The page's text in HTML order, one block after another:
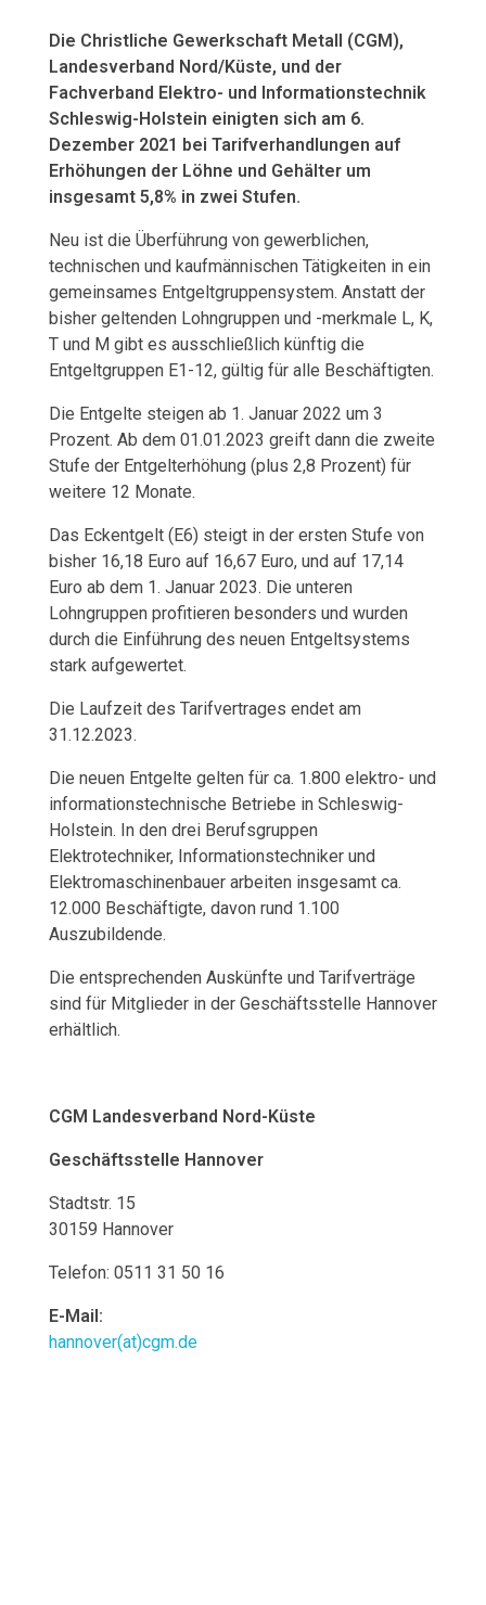
e
k
o
h
a
n
d
w
e
r
k
S
c
h
e
s
w
g
H
o
e
Die Christliche Gewerkschaft Metall (CGM),
Landesverband Nord/Küste, und der
Fachverband Elektro- und Informationstechnik
Schleswig-Holstein einigten sich am 6.
Dezember 2021 bei Tarifverhandlungen auf
Erhöhungen der Löhne und Gehälter um
insgesamt 5,8% in zwei Stufen.
Neu ist die Überführung von gewerblichen,
technischen und kaufmännischen Tätigkeiten in ein
gemeinsames Entgeltgruppensystem. Anstatt der
bisher geltenden Lohngruppen und -merkmale L, K,
T und M gibt es ausschließlich künftig die
Entgeltgruppen E1-12, gültig für alle Beschäftigten.
Die Entgelte steigen ab 1. Januar 2022 um 3
Prozent. Ab dem 01.01.2023 greift dann die zweite
Stufe der Entgelterhöhung (plus 2,8 Prozent) für
weitere 12 Monate.
Das Eckentgelt (E6) steigt in der ersten Stufe von
bisher 16,18 Euro auf 16,67 Euro, und auf 17,14
Euro ab dem 1. Januar 2023. Die unteren
Lohngruppen profitieren besonders und wurden
durch die Einführung des neuen Entgeltsystems
stark aufgewertet.
Die Laufzeit des Tarifvertrages endet am
31.12.2023.
Die neuen Entgelte gelten für ca. 1.800 elektro- und
informationstechnische Betriebe in Schleswig-
Holstein. In den drei Berufsgruppen
Elektrotechniker, Informationstechniker und
Elektromaschinenbauer arbeiten insgesamt ca.
12.000 Beschäftigte, davon rund 1.100
Auszubildende.
Die entsprechenden Auskünfte und Tarifverträge
sind für Mitglieder in der Geschäftsstelle Hannover
erhältlich.
CGM Landesverband Nord-Küste
Geschäftsstelle Hannover
Stadtstr. 15
30159 Hannover
Telefon: 0511 31 50 16
E-Mail:
hannover(at)cgm.de